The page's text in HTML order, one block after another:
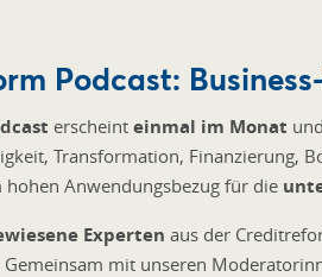
Podcast:
erscheint einmal im Monat
Transformation, Finanzierung,
Anwendungsbezug für die
Experten aus der
mit unseren